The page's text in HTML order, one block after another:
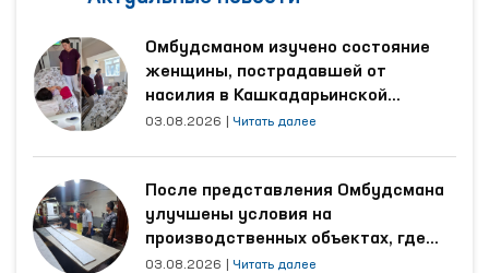
Омбудсманом изучено состояние
женщины, пострадавшей от
насилия в Кашкадарьинской
области
03.08.2026 Читать далее
После представления Омбудсмана
улучшены условия на
производственных объектах, где
трудятся осуждённые
03.08.2026 Читать далее